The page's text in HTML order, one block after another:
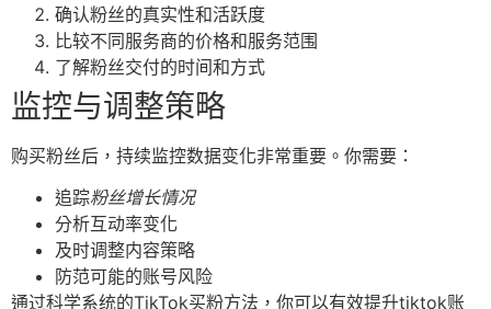
确认粉丝的真实性和活跃度
比较不同服务商的价格和服务范围
了解粉丝交付的时间和方式
监控与调整策略
购买粉丝后，持续监控数据变化非常重要。你需要：
追踪粉丝增长情况
分析互动率变化
及时调整内容策略
防范可能的账号风险
通过科学系统的TikTok买粉方法，你可以有效提升tiktok账